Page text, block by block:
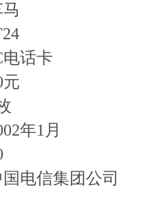
话卡
年1月
电信集团公司